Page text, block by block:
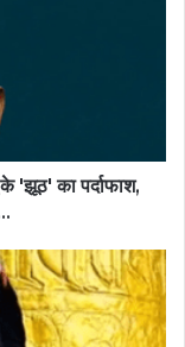
के 'झूठ' का पर्दाफाश,